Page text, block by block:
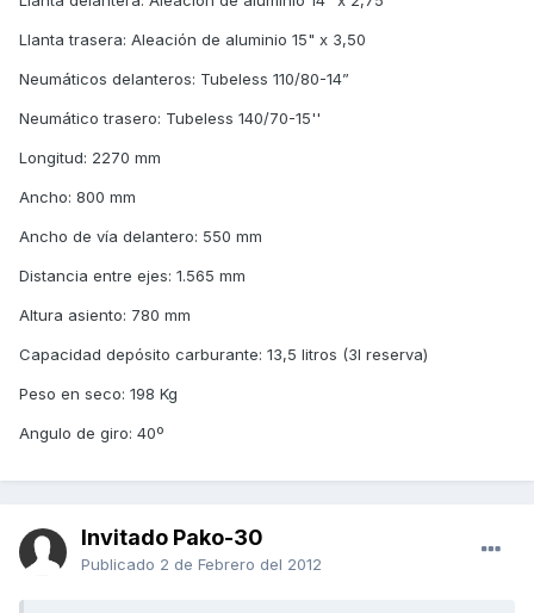
Llanta trasera: Aleación de aluminio 15" x 3,50
Neumáticos delanteros: Tubeless 110/80-14”
Neumático trasero: Tubeless 140/70-15''
Longitud: 2270 mm
Ancho: 800 mm
Ancho de vía delantero: 550 mm
Distancia entre ejes: 1.565 mm
Altura asiento: 780 mm
Capacidad depósito carburante: 13,5 litros (3l reserva)
Peso en seco: 198 Kg
Angulo de giro: 40º
Invitado Pako-30
Publicado 2 de Febrero del 2012